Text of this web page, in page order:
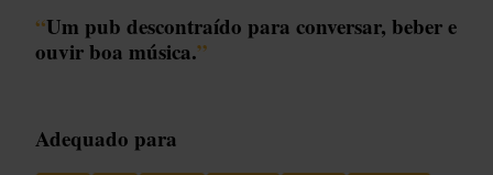
“Um pub descontraído para conversar, beber e
ouvir boa música.”
Adequado para